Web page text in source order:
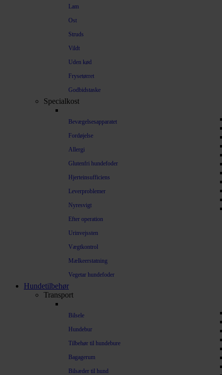
Lam
Ost
Struds
Vildt
Uden kød
Frysetørret
Godbidstaske
Specialkost
Bevægelsesapparatet
Fordøjelse
Allergi
Glutenfri hundefoder
Hjerteinsufficiens
Leverproblemer
Nyresvigt
Efter operation
Urinvejssten
Vægtkontrol
Mælkeerstatning
Vegetar hundefoder
Hundetilbehør
Transport
Bilsele
Hundebur
Tilbehør til hundebure
Bagagerum
Bilsæder til hund